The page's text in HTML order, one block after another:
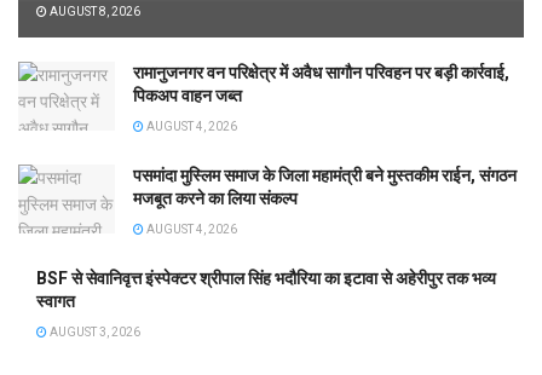
AUGUST 8, 2026
रामानुजनगर वन परिक्षेत्र में अवैध सागौन परिवहन पर बड़ी कार्रवाई,
पिकअप वाहन जब्त
AUGUST 4, 2026
पसमांदा मुस्लिम समाज के जिला महामंत्री बने मुस्तकीम राईन, संगठन
मजबूत करने का लिया संकल्प
AUGUST 4, 2026
BSF से सेवानिवृत्त इंस्पेक्टर श्रीपाल सिंह भदौरिया का इटावा से अहेरीपुर तक भव्य
स्वागत
AUGUST 3, 2026